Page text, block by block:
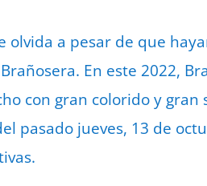
a pesar de que
En este 2022,
con gran colorido y
pasado jueves, 13 de